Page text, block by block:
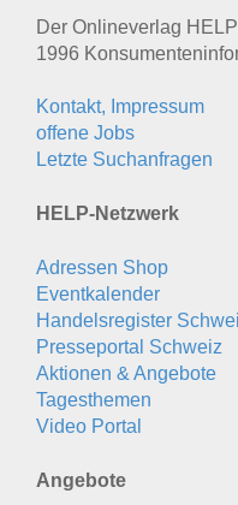
Der Onlineverlag
1996
Kontakt, Impressum
offene Jobs
Letzte Suchanfragen
HELP-Netzwerk
Adressen Shop
Eventkalender
Handelsregister
Presseportal Schweiz
Aktionen & Angebote
Tagesthemen
Video Portal
Angebote